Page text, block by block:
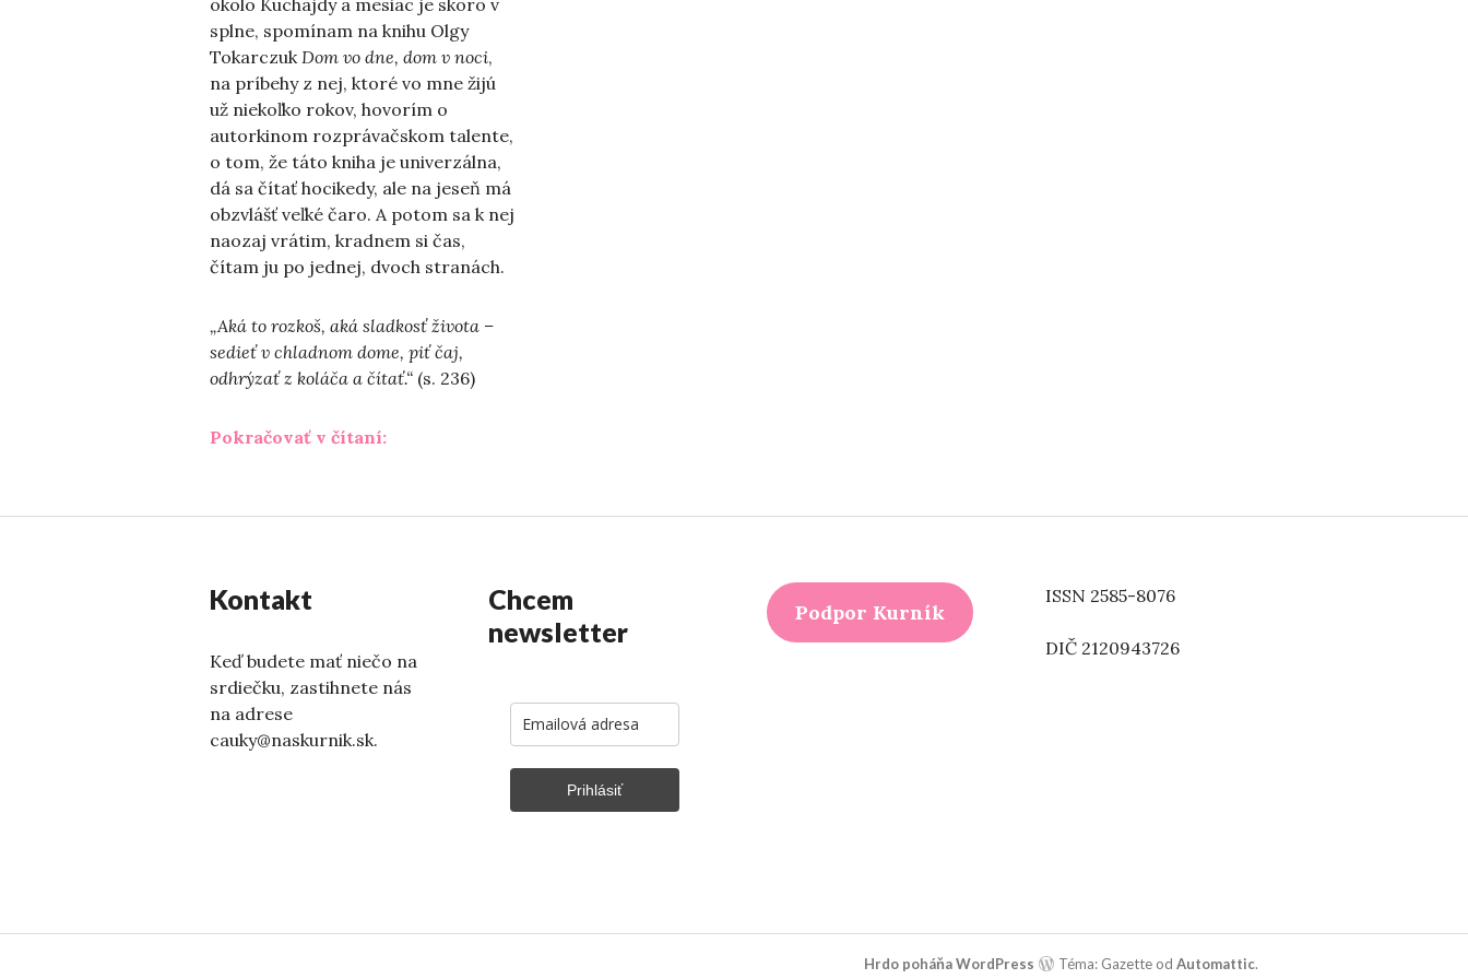
splne, spomínam na knihu Olgy
Tokarczuk Dom vo dne, dom v noci,
na príbehy z nej, ktoré vo mne žijú
už niekoľko rokov, hovorím o
autorkinom rozprávačskom talente,
o tom, že táto kniha je univerzálna,
dá sa čítať hocikedy, ale na jeseň má
obzvlášť veľké čaro. A potom sa k nej
naozaj vrátim, kradnem si čas,
čítam ju po jednej, dvoch stranách.
„Aká to rozkoš, aká sladkosť života –
sedieť v chladnom dome, piť čaj,
odhrýzať z koláča a čítať.“ (s. 236)
Pokračovať v čítaní:„Ako prežiť jeseň“
Kontakt
Keď budete mať niečo na
srdiečku, zastihnete nás
na adrese
cauky@naskurnik.sk.
Chcem
newsletter
Prihlásiť
Podpor Kurník
ISSN 2585-8076
DIČ 2120943726
Hrdo poháňa WordPress Téma: Gazette od Automattic.